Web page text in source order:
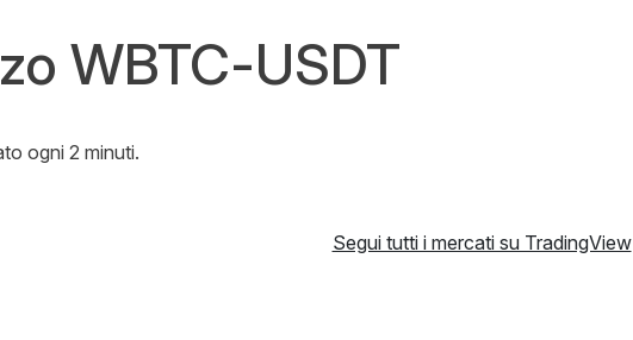
WBTC-USDT
ogni 2 minuti.
Segui tutti i mercati su TradingView